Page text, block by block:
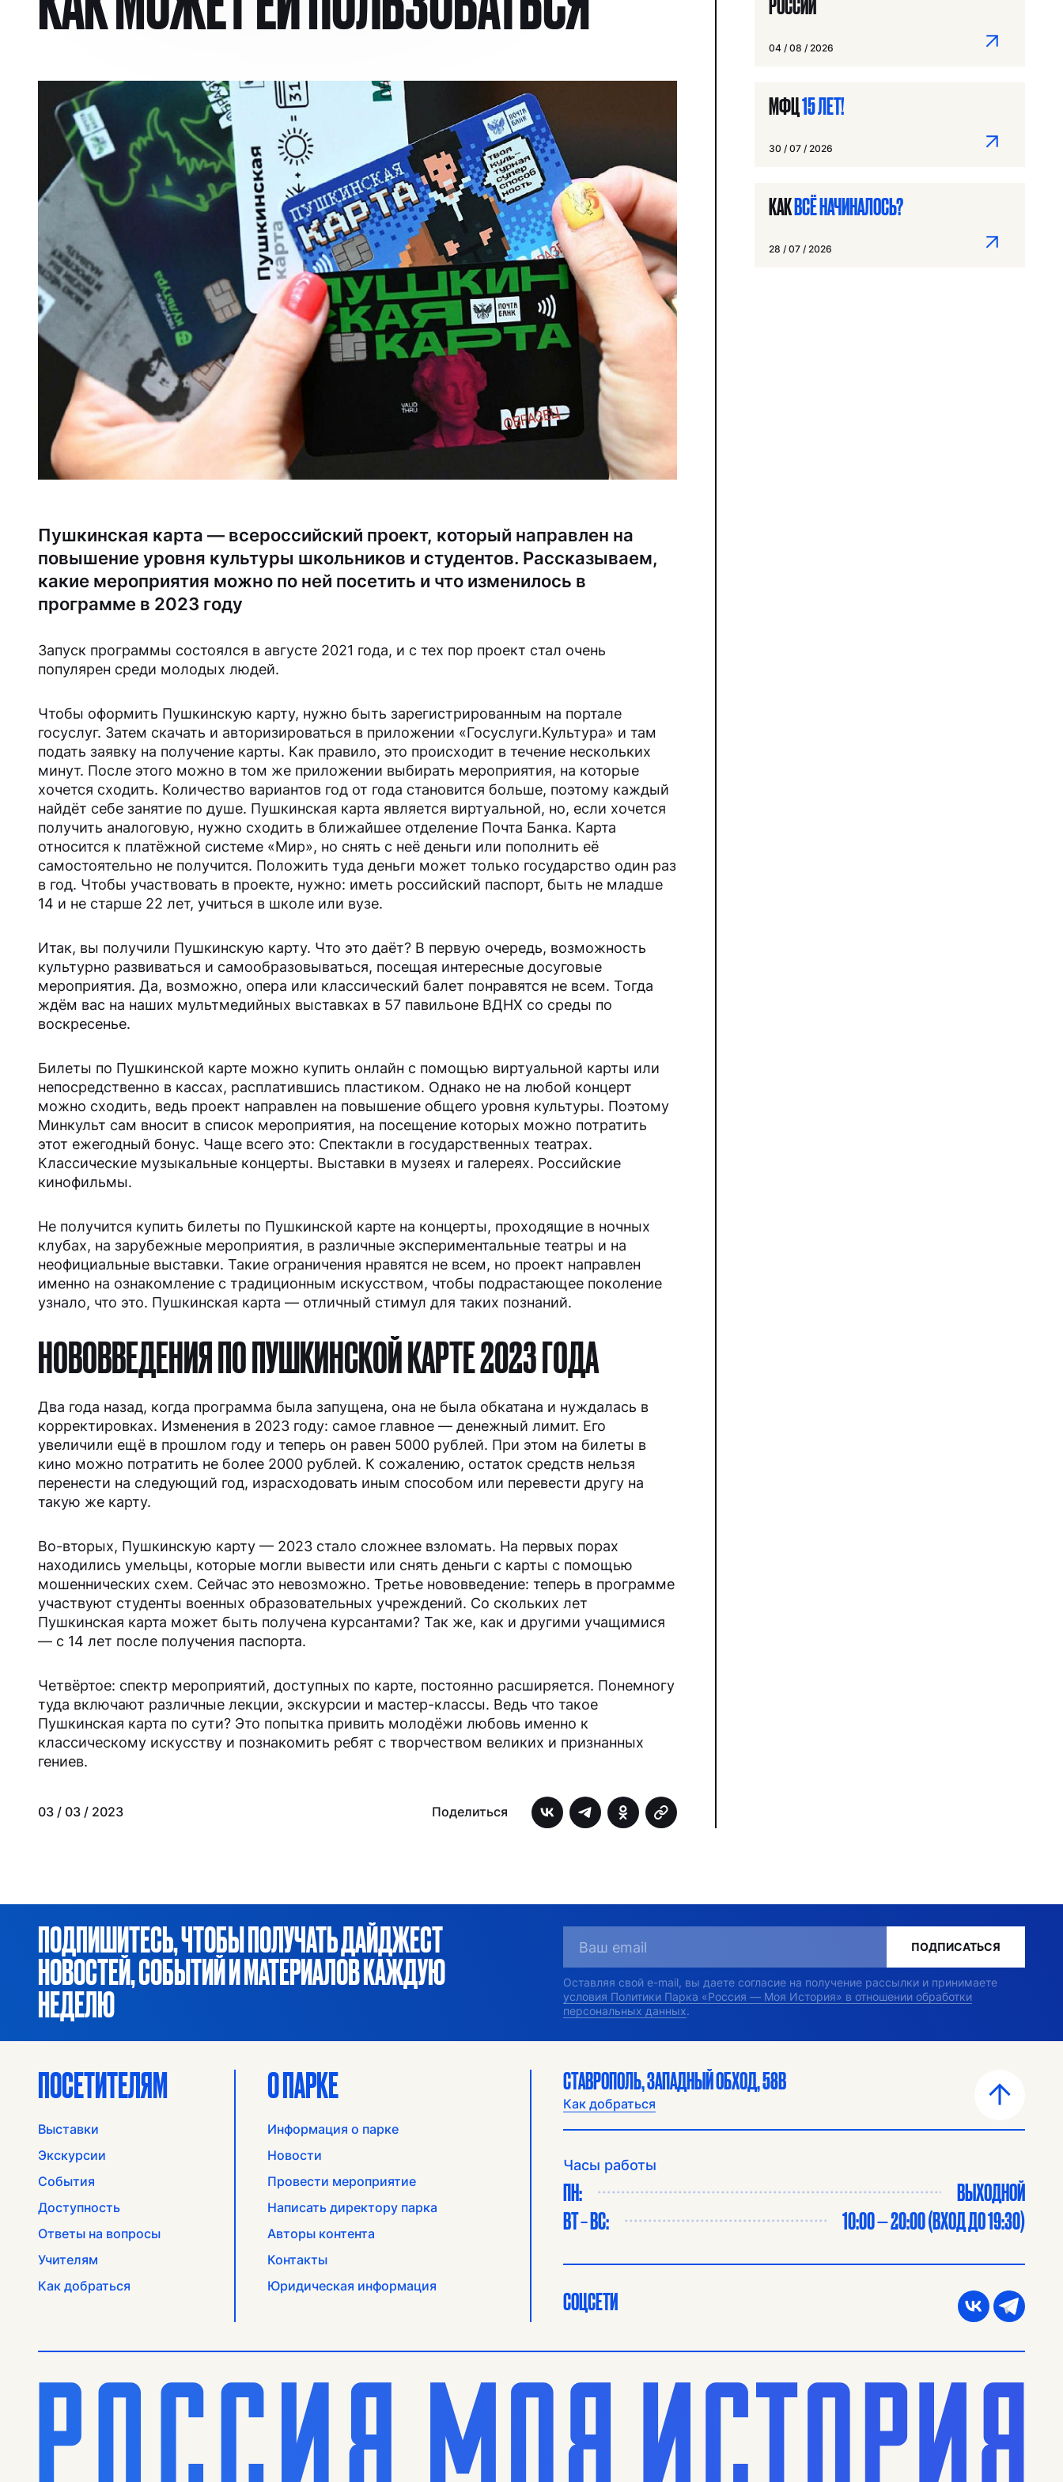
Пушкинская карта — всероссийский проект, который направлен на
повышение уровня культуры школьников и студентов. Рассказываем,
какие мероприятия можно по ней посетить и что изменилось в
программе в 2023 году
Запуск программы состоялся в августе 2021 года, и с тех пор проект стал очень
популярен среди молодых людей.
Чтобы оформить Пушкинскую карту, нужно быть зарегистрированным на портале
госуслуг. Затем скачать и авторизироваться в приложении «Госуслуги.Культура» и там
подать заявку на получение карты. Как правило, это происходит в течение нескольких
минут. После этого можно в том же приложении выбирать мероприятия, на которые
хочется сходить. Количество вариантов год от года становится больше, поэтому каждый
найдёт себе занятие по душе. Пушкинская карта является виртуальной, но, если хочется
получить аналоговую, нужно сходить в ближайшее отделение Почта Банка. Карта
относится к платёжной системе «Мир», но снять с неё деньги или пополнить её
самостоятельно не получится. Положить туда деньги может только государство один раз
в год. Чтобы участвовать в проекте, нужно: иметь российский паспорт, быть не младше
14 и не старше 22 лет, учиться в школе или вузе.
Итак, вы получили Пушкинскую карту. Что это даёт? В первую очередь, возможность
культурно развиваться и самообразовываться, посещая интересные досуговые
мероприятия. Да, возможно, опера или классический балет понравятся не всем. Тогда
ждём вас на наших мультмедийных выставках в 57 павильоне ВДНХ со среды по
воскресенье.
Билеты по Пушкинской карте можно купить онлайн с помощью виртуальной карты или
непосредственно в кассах, расплатившись пластиком. Однако не на любой концерт
можно сходить, ведь проект направлен на повышение общего уровня культуры. Поэтому
Минкульт сам вносит в список мероприятия, на посещение которых можно потратить
этот ежегодный бонус. Чаще всего это: Спектакли в государственных театрах.
Классические музыкальные концерты. Выставки в музеях и галереях. Российские
кинофильмы.
Не получится купить билеты по Пушкинской карте на концерты, проходящие в ночных
клубах, на зарубежные мероприятия, в различные экспериментальные театры и на
неофициальные выставки. Такие ограничения нравятся не всем, но проект направлен
именно на ознакомление с традиционным искусством, чтобы подрастающее поколение
узнало, что это. Пушкинская карта — отличный стимул для таких познаний.
НОВОВВЕДЕНИЯ ПО ПУШКИНСКОЙ КАРТЕ 2023 ГОДА
Два года назад, когда программа была запущена, она не была обкатана и нуждалась в
корректировках. Изменения в 2023 году: самое главное — денежный лимит. Его
увеличили ещё в прошлом году и теперь он равен 5000 рублей. При этом на билеты в
кино можно потратить не более 2000 рублей. К сожалению, остаток средств нельзя
перенести на следующий год, израсходовать иным способом или перевести другу на
такую же карту.
Во-вторых, Пушкинскую карту — 2023 стало сложнее взломать. На первых порах
находились умельцы, которые могли вывести или снять деньги с карты с помощью
мошеннических схем. Сейчас это невозможно. Третье нововведение: теперь в программе
участвуют студенты военных образовательных учреждений. Со скольких лет
Пушкинская карта может быть получена курсантами? Так же, как и другими учащимися
— с 14 лет после получения паспорта.
Четвёртое: спектр мероприятий, доступных по карте, постоянно расширяется. Понемногу
туда включают различные лекции, экскурсии и мастер-классы. Ведь что такое
Пушкинская карта по сути? Это попытка привить молодёжи любовь именно к
классическому искусству и познакомить ребят с творчеством великих и признанных
гениев.
03 / 03 / 2023 Поделиться
РОССИИ
04 / 08 / 2026
МФЦ15 ЛЕТ!
30 / 07 / 2026
КАКВСЁ НАЧИНАЛОСЬ?
28 / 07 / 2026
ПОДПИШИТЕСЬ, ЧТОБЫ ПОЛУЧАТЬ ДАЙДЖЕСТ
НОВОСТЕЙ, СОБЫТИЙ И МАТЕРИАЛОВ КАЖДУЮ
НЕДЕЛЮ
ПОДПИСАТЬСЯ
Оставляя свой e-mail, вы даете согласие на получение рассылки и принимаете
условия Политики Парка «Россия — Моя История» в отношении обработки
персональных данных.
ПОСЕТИТЕЛЯМ
Выставки
Экскурсии
События
Доступность
Ответы на вопросы
Учителям
Как добраться
О ПАРКЕ
Информация о парке
Новости
Провести мероприятие
Написать директору парка
Авторы контента
Контакты
Юридическая информация
СТАВРОПОЛЬ, ЗАПАДНЫЙ ОБХОД, 58В
Как добраться
Часы работы
ПН:
ВЫХОДНОЙ
ВТ – ВС:
10:00 — 20:00 (ВХОД ДО 19:30)
СОЦСЕТИ
Я ИЩУ: